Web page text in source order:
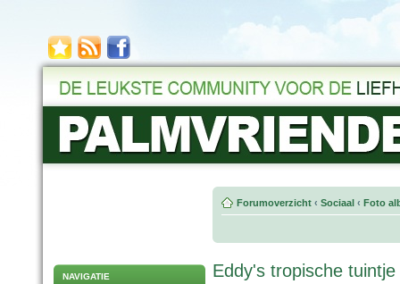
NAVIGATIE
Forumoverzicht ‹ Sociaal ‹ Foto
Eddy's tropische